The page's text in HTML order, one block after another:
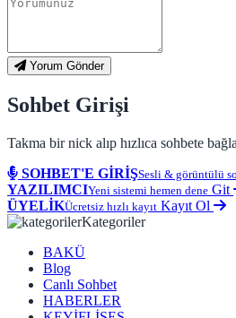
Yorum Gönder
Sohbet Girişi
Takma bir nick alıp hızlıca sohbete
SOHBET'E GİRİŞSesli & görüntülü
YAZILIMCIYeni sistemi hemen dene Git
ÜYELİKÜcretsiz hızlı kayıt Kayıt Ol
Kategoriler
BAKÜ
Blog
Canlı Sohbet
HABERLER